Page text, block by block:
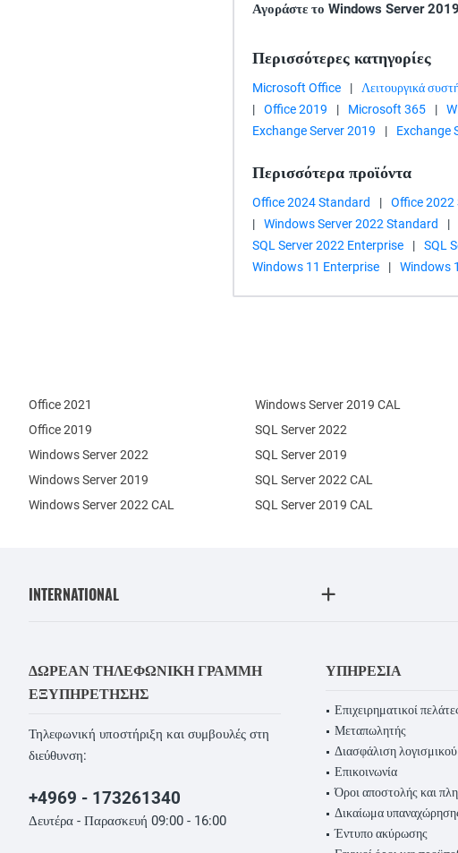
Αγοράστε το Windows Server 2019
Περισσότερες κατηγορίες
Microsoft Office | Λειτουργικά
|
Office 2019 | Microsoft 365 |
Exchange Server 2019
| Exchange
Περισσότερα προϊόντα
Office 2024 Standard | Office 2022
|
Windows Server 2022 Standard |
SQL Server 2022 Enterprise
| SQL
Windows 11 Enterprise
| Windows
Office 2021
Office 2019
Windows Server 2022
Windows Server 2019
SQL Server 2022
SQL Server 2019
Windows Server 2022 CAL
Windows Server 2019 CAL
SQL Server 2022 CAL
SQL Server 2019 CAL
INTERNATIONAL
ΔΩΡΕΆΝ ΤΗΛΕΦΩΝΙΚΉ ΓΡΑΜΜΉ
ΕΞΥΠΗΡΈΤΗΣΗΣ
Τηλεφωνική υποστήριξη και συμβουλές στη
διεύθυνση:
+4969 - 173261340
Δευτέρα - Παρασκευή 09:00 - 16:00
ΥΠΗΡΕΣΊΑ
Επιχειρηματικοί
Μεταπωλητής
Διασφάλιση λογισμικού
Επικοινωνία
Όροι αποστολής και
Δικαίωμα
Έντυπο ακύρωσης